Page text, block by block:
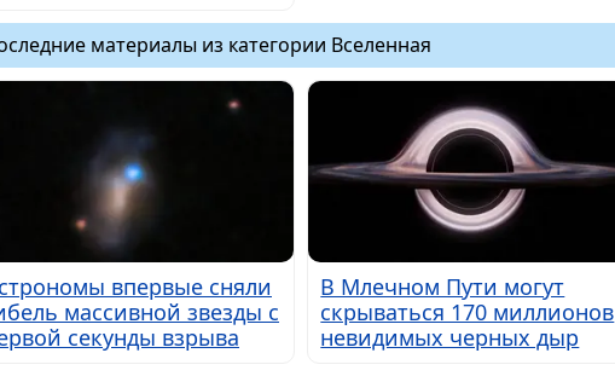
материалы из категории Вселенная
впервые сняли
массивной звезды с
секунды взрыва
В Млечном Пути могут
скрываться 170 миллионов
невидимых черных дыр